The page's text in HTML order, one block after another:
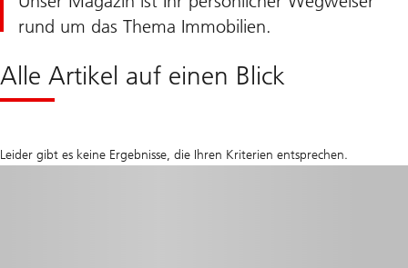
rund um das Thema Immobilien.
Alle Artikel auf einen Blick
Leider gibt es keine Ergebnisse, die Ihren Kriterien entsprechen.